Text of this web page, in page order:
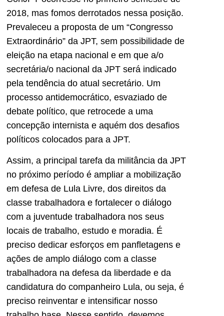
2018, mas fomos derrotados nessa posição.
Prevaleceu a proposta de um “Congresso
Extraordinário” da JPT, sem possibilidade de
eleição na etapa nacional e em que a/o
secretária/o nacional da JPT será indicado
pela tendência do atual secretário. Um
processo antidemocrático, esvaziado de
debate político, que retrocede a uma
concepção internista e aquém dos desafios
políticos colocados para a JPT.
Assim, a principal tarefa da militância da JPT
no próximo período é ampliar a mobilização
em defesa de Lula Livre, dos direitos da
classe trabalhadora e fortalecer o diálogo
com a juventude trabalhadora nos seus
locais de trabalho, estudo e moradia. É
preciso dedicar esforços em panfletagens e
ações de amplo diálogo com a classe
trabalhadora na defesa da liberdade e da
candidatura do companheiro Lula, ou seja, é
preciso reinventar e intensificar nosso